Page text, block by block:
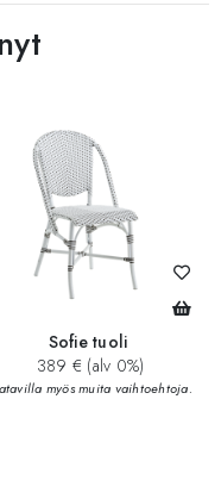
Sofie tuoli
389 € (alv 0%)
myös muita vaihtoehtoja.